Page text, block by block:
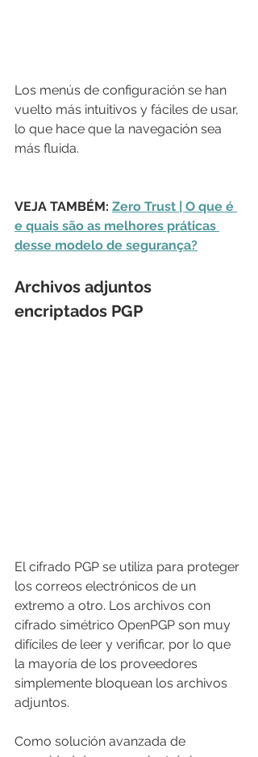
Los menús de configuración se han
vuelto más intuitivos y fáciles de usar,
lo que hace que la navegación sea
más fluida.
VEJA TAMBÉM: Zero Trust | O que é
e quais são as melhores práticas
desse modelo de segurança?
Archivos adjuntos
encriptados PGP
El cifrado PGP se utiliza para proteger
los correos electrónicos de un
extremo a otro. Los archivos con
cifrado simétrico OpenPGP son muy
difíciles de leer y verificar, por lo que
la mayoría de los proveedores
simplemente bloquean los archivos
adjuntos.
Como solución avanzada de